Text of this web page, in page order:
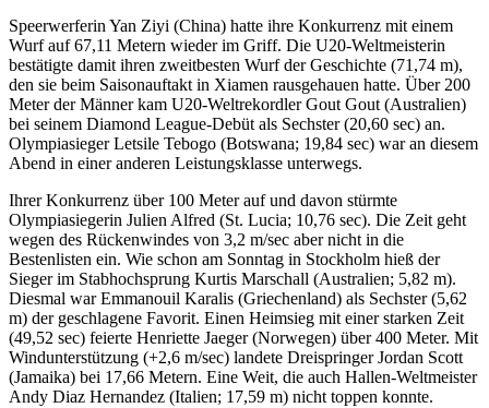
Speerwerferin Yan Ziyi (China) hatte ihre Konkurrenz mit einem
Wurf auf 67,11 Metern wieder im Griff. Die U20-Weltmeisterin
bestätigte damit ihren zweitbesten Wurf der Geschichte (71,74 m),
den sie beim Saisonauftakt in Xiamen rausgehauen hatte. Über 200
Meter der Männer kam U20-Weltrekordler Gout Gout (Australien)
bei seinem Diamond League-Debüt als Sechster (20,60 sec) an.
Olympiasieger Letsile Tebogo (Botswana; 19,84 sec) war an diesem
Abend in einer anderen Leistungsklasse unterwegs.
Ihrer Konkurrenz über 100 Meter auf und davon stürmte
Olympiasiegerin Julien Alfred (St. Lucia; 10,76 sec). Die Zeit geht
wegen des Rückenwindes von 3,2 m/sec aber nicht in die
Bestenlisten ein. Wie schon am Sonntag in Stockholm hieß der
Sieger im Stabhochsprung Kurtis Marschall (Australien; 5,82 m).
Diesmal war Emmanouil Karalis (Griechenland) als Sechster (5,62
m) der geschlagene Favorit. Einen Heimsieg mit einer starken Zeit
(49,52 sec) feierte Henriette Jaeger (Norwegen) über 400 Meter. Mit
Windunterstützung (+2,6 m/sec) landete Dreispringer Jordan Scott
(Jamaika) bei 17,66 Metern. Eine Weit, die auch Hallen-Weltmeister
Andy Diaz Hernandez (Italien; 17,59 m) nicht toppen konnte.